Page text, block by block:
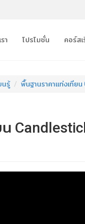
า โปรโมชั่น คอร์ส
นรู้ พื้นฐานราคาแท่งเทียน